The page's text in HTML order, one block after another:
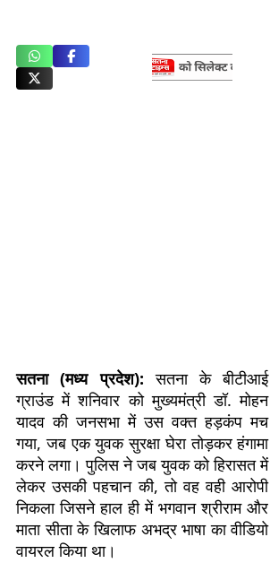
सतना (मध्य प्रदेश): सतना के बीटीआई
ग्राउंड में शनिवार को मुख्यमंत्री डॉ. मोहन
यादव की जनसभा में उस वक्त हड़कंप मच
गया, जब एक युवक सुरक्षा घेरा तोड़कर हंगामा
करने लगा। पुलिस ने जब युवक को हिरासत में
लेकर उसकी पहचान की, तो वह वही आरोपी
निकला जिसने हाल ही में भगवान श्रीराम और
माता सीता के खिलाफ अभद्र भाषा का वीडियो
वायरल किया था।